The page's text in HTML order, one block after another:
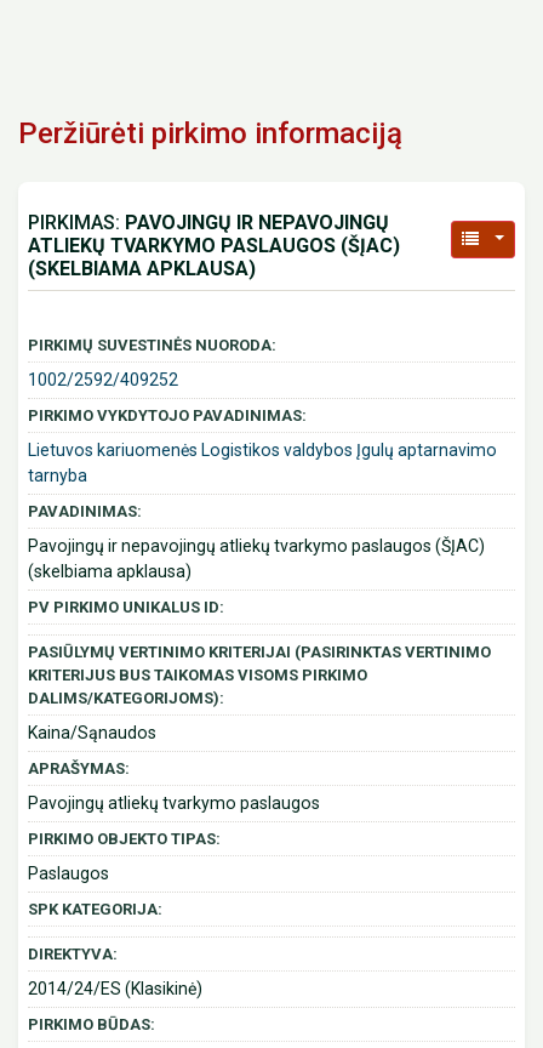
Peržiūrėti pirkimo informaciją
PIRKIMAS: PAVOJINGŲ IR NEPAVOJINGŲ
ATLIEKŲ TVARKYMO PASLAUGOS (ŠĮAC)
(SKELBIAMA APKLAUSA)
PIRKIMŲ SUVESTINĖS NUORODA:
1002/2592/409252
PIRKIMO VYKDYTOJO PAVADINIMAS:
Lietuvos kariuomenės Logistikos valdybos Įgulų aptarnavimo
tarnyba
PAVADINIMAS:
Pavojingų ir nepavojingų atliekų tvarkymo paslaugos (ŠĮAC)
(skelbiama apklausa)
PV PIRKIMO UNIKALUS ID:
PASIŪLYMŲ VERTINIMO KRITERIJAI (PASIRINKTAS VERTINIMO
KRITERIJUS BUS TAIKOMAS VISOMS PIRKIMO
DALIMS/KATEGORIJOMS):
Kaina/Sąnaudos
APRAŠYMAS:
Pavojingų atliekų tvarkymo paslaugos
PIRKIMO OBJEKTO TIPAS:
Paslaugos
SPK KATEGORIJA:
DIREKTYVA:
2014/24/ES (Klasikinė)
PIRKIMO BŪDAS: